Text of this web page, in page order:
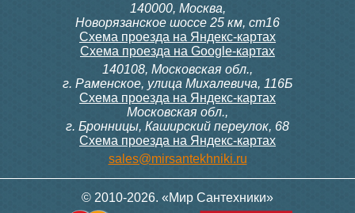
140000, Москва,
Новорязанское шоссе 25 км, ст16
Схема проезда на Яндекс-картах
Схема проезда на Google-картах
140108, Московская обл.,
г. Раменское, улица Михалевича, 116Б
Схема проезда на Яндекс-картах
Московская обл.,
г. Бронницы, Каширский переулок, 68
Схема проезда на Яндекс-картах
sales@mirsantekhniki.ru
© 2010-2026. «Мир Сантехники»